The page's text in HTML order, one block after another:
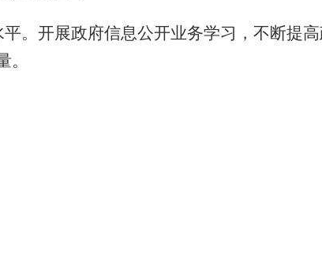
。开展政府信息公开业务学习，不断提